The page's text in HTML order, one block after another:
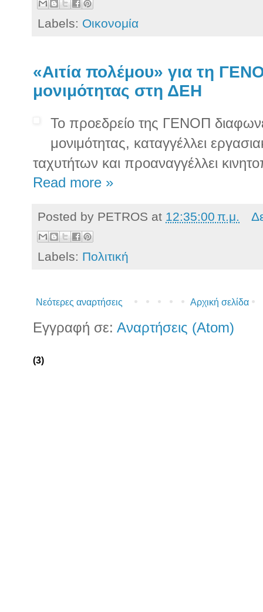
Labels: Οικονομία
«Αιτία πολέμου» για τη
μονιμότητας στη ΔΕΗ
Το προεδρείο της ΓΕΝΟΠ
μονιμότητας, καταγγέλλει
ταχυτήτων και προαναγγέλλει
Read more »
Posted by PETROS at 12:35:00 π.μ.
Labels: Πολιτική
Νεότερες αναρτήσεις Αρχική σελίδα
Εγγραφή σε: Αναρτήσεις (Atom)
(3)